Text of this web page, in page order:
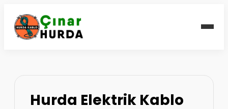
Hurda Elektrik Kablo